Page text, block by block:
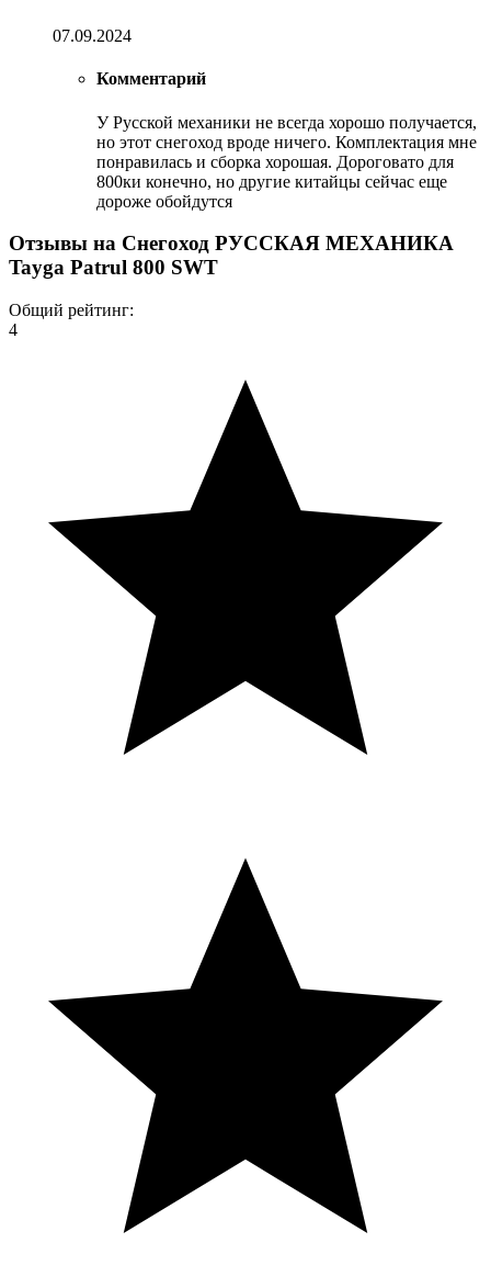
07.09.2024
Комментарий
У Русской механики не всегда хорошо получается,
но этот снегоход вроде ничего. Комплектация мне
понравилась и сборка хорошая. Дороговато для
800ки конечно, но другие китайцы сейчас еще
дороже обойдутся
Отзывы на Снегоход РУССКАЯ МЕХАНИКА
Tayga Patrul 800 SWT
Общий рейтинг:
4